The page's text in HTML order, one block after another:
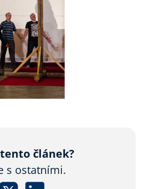
článek?
s ostatními.